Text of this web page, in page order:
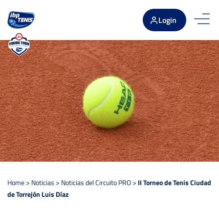
Login
Home> Noticias > Noticias del Circuito PRO> II Torneo de Tenis Ciudad
de Torrejón Luis Díaz